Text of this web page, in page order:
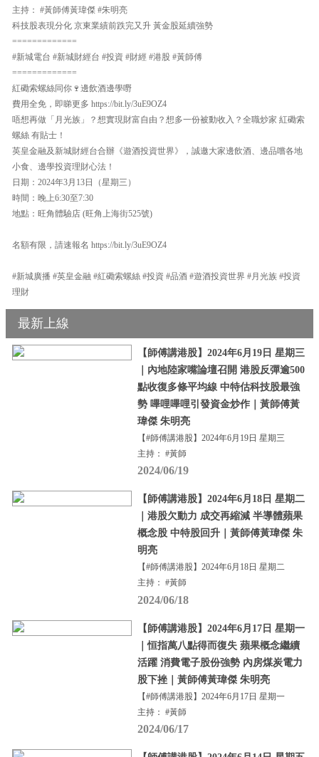
主持： #黃師傅黃瑋傑 #朱明亮
科技股表現分化 京東業績前跌完又升 黃金股延續強勢
=============
#新城電台 #新城財經台 #投資 #財經 #港股 #黃師傅
=============
紅磡索螺絲同你🍷邊飲酒邊學嘢
費用全免，即睇更多 https://bit.ly/3uE9OZ4
唔想再做「月光族」？想實現財富自由？想多一份被動收入？全職炒家 紅磡索
螺絲 有貼士！
英皇金融及新城財經台合辦《遊酒投資世界》，誠邀大家邊飲酒、邊品嚐各地
小食、邊學投資理財心法！
日期：2024年3月13日（星期三）
時間：晚上6:30至7:30
地點：旺角體驗店 (旺角上海街525號)
名額有限，請速報名 https://bit.ly/3uE9OZ4
#新城廣播 #英皇金融 #紅磡索螺絲 #投資 #品酒 #遊酒投資世界 #月光族 #投資
理財
最新上線
【師傅講港股】2024年6月19日 星期三
｜內地陸家嘴論壇召開 港股反彈逾500
點收復多條平均線 中特估科技股最強
勢 嗶哩嗶哩引發資金炒作｜黃師傅黃
瑋傑 朱明亮
【#師傅講港股】2024年6月19日 星期三
主持： #黃師
2024/06/19
【師傅講港股】2024年6月18日 星期二
｜港股欠動力 成交再縮減 半導體蘋果
概念股 中特股回升｜黃師傅黃瑋傑 朱
明亮
【#師傅講港股】2024年6月18日 星期二
主持： #黃師
2024/06/18
【師傅講港股】2024年6月17日 星期一
｜恒指萬八點得而復失 蘋果概念繼續
活躍 消費電子股份強勢 內房煤炭電力
股下挫｜黃師傅黃瑋傑 朱明亮
【#師傅講港股】2024年6月17日 星期一
主持： #黃師
2024/06/17